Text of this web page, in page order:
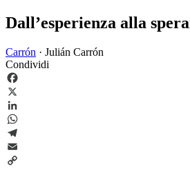
Dall’esperienza alla
Carrón · Julián Carrón
Condividi
Facebook
X
LinkedIn
WhatsApp
Telegram
Email